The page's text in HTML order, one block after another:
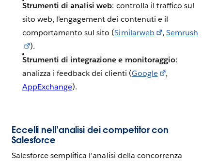
Strumenti di analisi web: controlla il traffico sul
sito web, l’engagement dei contenuti e il
comportamento sul sito (Similarweb , Semrush
).
Strumenti di integrazione e monitoraggio:
analizza i feedback dei clienti (Google
,
AppExchange).
Eccelli nell’analisi dei competitor con
Salesforce
Salesforce semplifica l’analisi della concorrenza